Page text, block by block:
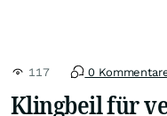
117 0
Klingbeil für